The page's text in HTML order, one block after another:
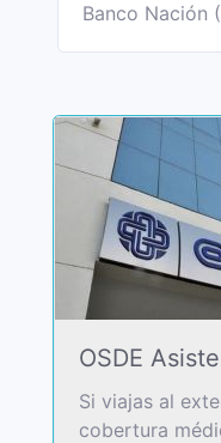
Banco Nación
OSDE
Si viajas al
cobertura